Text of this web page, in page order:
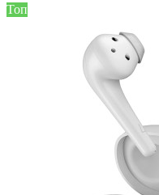
Топ